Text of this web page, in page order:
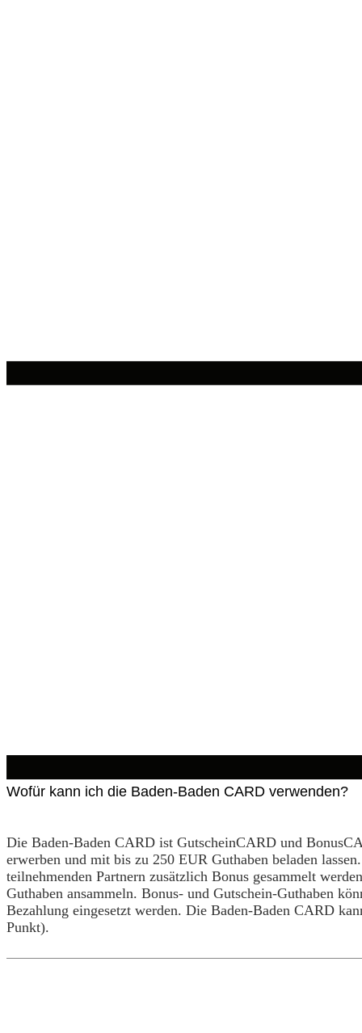
Wofür kann ich die Baden-Baden CARD verwenden?
Die Baden-Baden CARD ist GutscheinCARD und
erwerben und mit bis zu 250 EUR Guthaben beladen
teilnehmenden Partnern zusätzlich Bonus gesammelt
Guthaben ansammeln. Bonus- und Gutschein-Guthaben
Bezahlung eingesetzt werden. Die Baden-Baden CARD
Punkt).